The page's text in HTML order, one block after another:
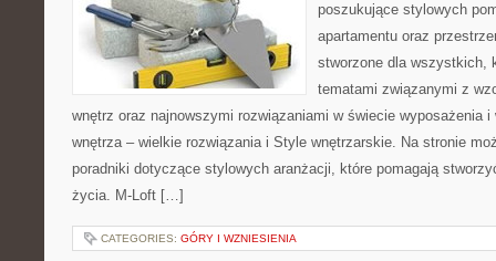
poszukujące stylowych
apartamentu oraz
stworzone dla wszystkich,
tematami związanymi z
wnętrz oraz najnowszymi rozwiązaniami w świecie wyposażenia i
wnętrza – wielkie rozwiązania i Style wnętrzarskie. Na stronie
poradniki dotyczące stylowych aranżacji, które pomagają
życia. M-Loft […]
CATEGORIES: GÓRY I WZNIESIENIA